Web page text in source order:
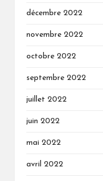
décembre 2022
novembre 2022
octobre 2022
septembre 2022
juillet 2022
juin 2022
mai 2022
avril 2022